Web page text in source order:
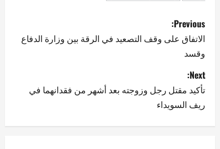
P
o
s
t
n
a
Previous:
الاتفاق على وقف التصعيد في الرقة بين وزارة الدفاع
وقسد
Next:
تأكيد مقتل رجل وزوجته بعد أشهر من فقدانهما في
ريف السويداء